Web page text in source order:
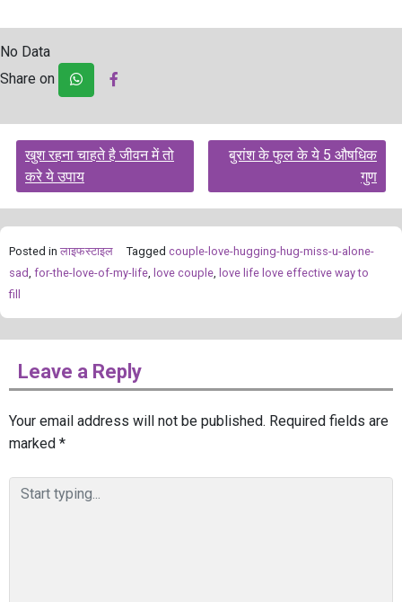
No Data
Share on
Post
navigation
खुश रहना चाहते है जीवन में तो
करे ये उपाय
बुरांश के फुल के ये 5 औषधिक
गुण
Posted in लाइफस्टाइल Tagged couple-love-hugging-hug-miss-u-alone-
sad for-the-love-of-my-life love couple love life love effective way to
fill
Leave a Reply
Your email address will not be published. Required fields are
marked *